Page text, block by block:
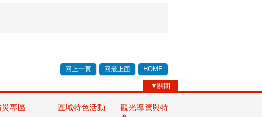
回上一頁 回最上面 HOME
▼關閉
災專區 區域特色活動
觀光導覽與特